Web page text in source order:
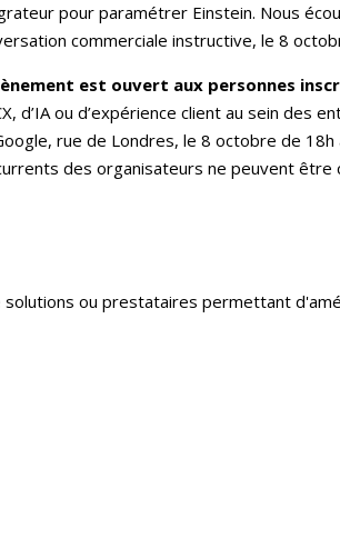
pour paramétrer Einstein. Nous
commerciale instructive, le 8
est ouvert aux personnes
d’IA ou d’expérience client au sein des
rue de Londres, le 8 octobre de
des organisateurs ne peuvent être
ou prestataires permettant